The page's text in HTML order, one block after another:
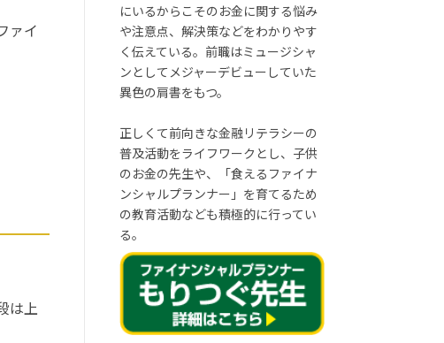
ァイ
は上
にいるからこそのお金に関する悩み
や注意点、解決策などをわかりやす
く伝えている。前職はミュージシャ
ンとしてメジャーデビューしていた
異色の肩書をもつ。
正しくて前向きな金融リテラシーの
普及活動をライフワークとし、子供
のお金の先生や、「食えるファイナ
ンシャルプランナー」を育てるため
の教育活動なども積極的に行ってい
る。